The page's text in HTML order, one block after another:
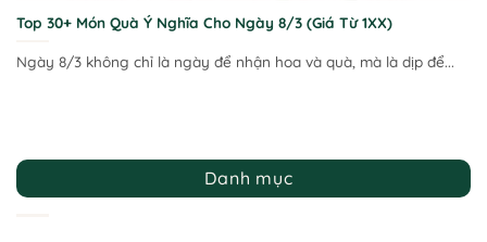
Danh mục
Top 30+ Món Quà Ý Nghĩa Cho Ngày 8/3 (Giá Từ 1XX)
Ngày 8/3 không chỉ là ngày để nhận hoa và quà, mà là dịp để...